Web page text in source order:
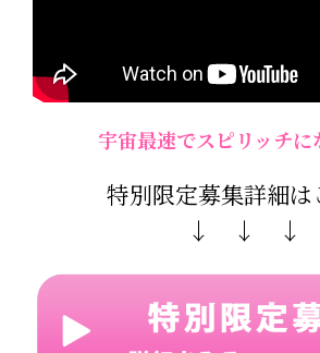
宇宙最速でスピリッチに
特別限定募集詳細は
↓ ↓ ↓